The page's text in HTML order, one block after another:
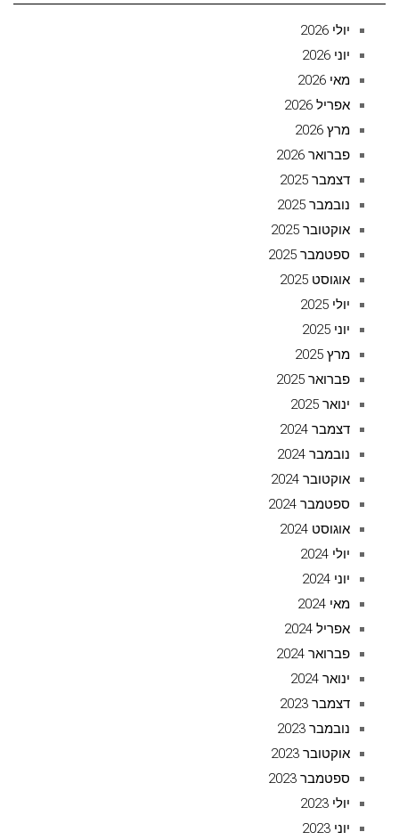
יולי 2026
יוני 2026
מאי 2026
אפריל 2026
מרץ 2026
פברואר 2026
דצמבר 2025
נובמבר 2025
אוקטובר 2025
ספטמבר 2025
אוגוסט 2025
יולי 2025
יוני 2025
מרץ 2025
פברואר 2025
ינואר 2025
דצמבר 2024
נובמבר 2024
אוקטובר 2024
ספטמבר 2024
אוגוסט 2024
יולי 2024
יוני 2024
מאי 2024
אפריל 2024
פברואר 2024
ינואר 2024
דצמבר 2023
נובמבר 2023
אוקטובר 2023
ספטמבר 2023
יולי 2023
יוני 2023